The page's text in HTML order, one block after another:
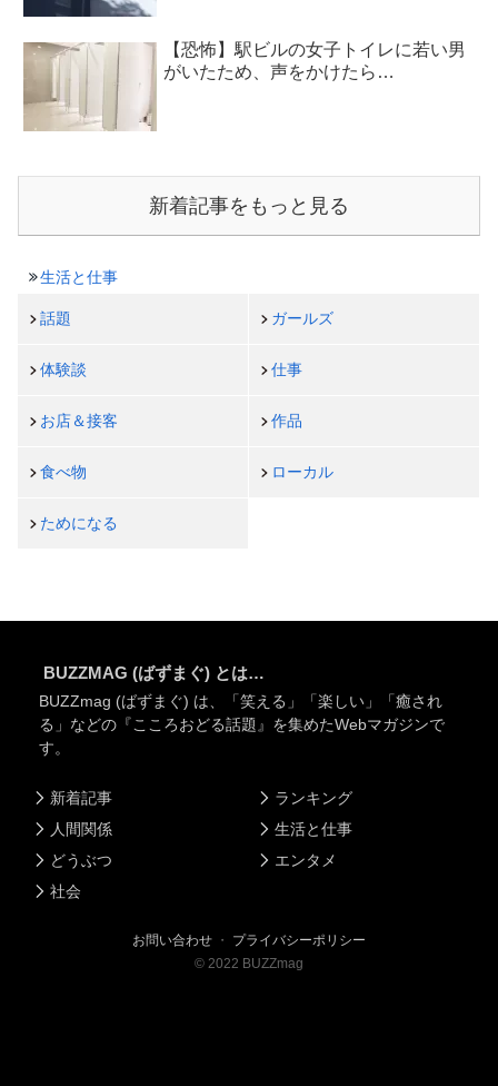
【恐怖】駅ビルの女子トイレに若い男
がいたため、声をかけたら…
新着記事をもっと見る
生活と仕事
話題 ガールズ
体験談 仕事
お店＆接客 作品
食べ物 ローカル
ためになる
BUZZMAG (ばずまぐ) とは…
BUZZmag (ばずまぐ) は、「笑える」「楽しい」「癒され
る」などの『こころおどる話題』を集めたWebマガジンで
す。
新着記事
人間関係
どうぶつ
社会
ランキング
生活と仕事
エンタメ
お問い合わせ ・ プライバシーポリシー
© 2022 BUZZmag